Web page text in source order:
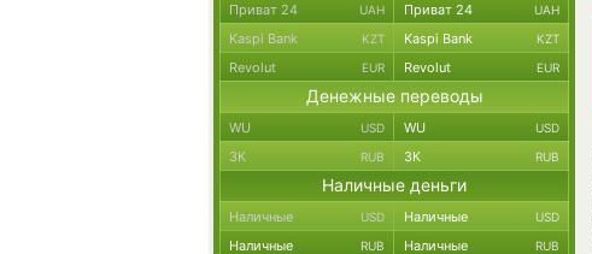
Приват 24 UAH Приват 24 UAH
Kaspi Bank KZT Kaspi Bank KZT
Revolut EUR Revolut EUR
Денежные переводы
WU USD WU USD
ЗК RUB ЗК RUB
Наличные деньги
Наличные USD Наличные USD
Наличные RUB Наличные RUB